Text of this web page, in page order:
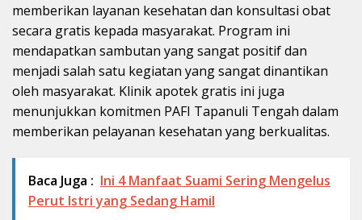
memberikan layanan kesehatan dan konsultasi obat
secara gratis kepada masyarakat. Program ini
mendapatkan sambutan yang sangat positif dan
menjadi salah satu kegiatan yang sangat dinantikan
oleh masyarakat. Klinik apotek gratis ini juga
menunjukkan komitmen PAFI Tapanuli Tengah dalam
memberikan pelayanan kesehatan yang berkualitas.
Baca Juga : Ini 4 Manfaat Suami Sering Mengelus
Perut Istri yang Sedang Hamil